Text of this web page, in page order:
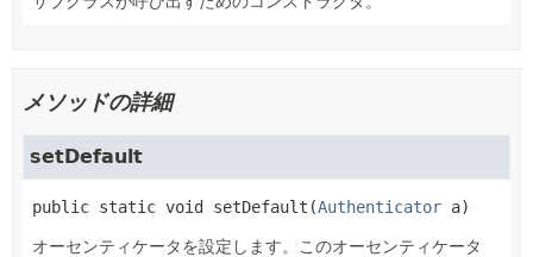
メソッドの詳細
setDefault
public static void setDefault (Authenticator a)
オーセンティケータを設定します。このオーセンティケータ